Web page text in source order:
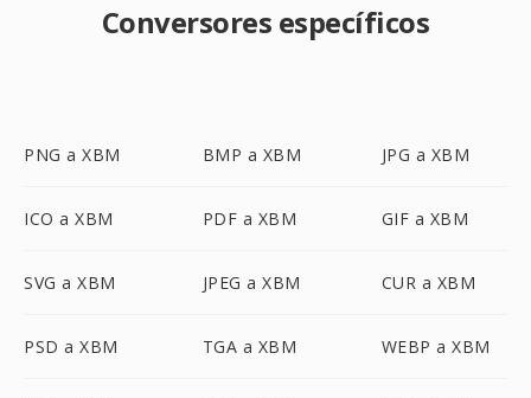
Conversores específicos
PNG a XBM BMP a XBM JPG a XBM
ICO a XBM PDF a XBM GIF a XBM
SVG a XBM JPEG a XBM CUR a XBM
PSD a XBM TGA a XBM WEBP a XBM